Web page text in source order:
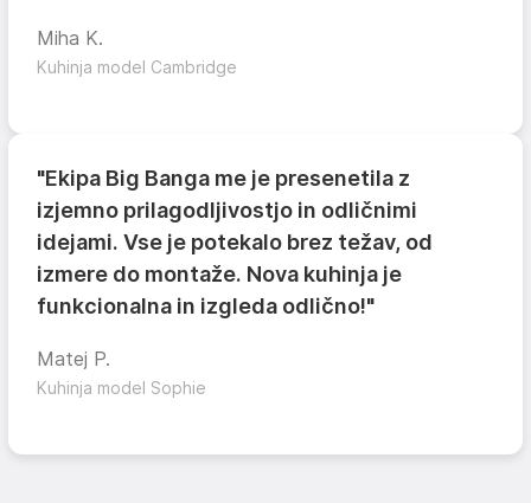
Miha K.
Kuhinja model Cambridge
"Ekipa Big Banga me je presenetila z
izjemno prilagodljivostjo in odličnimi
idejami. Vse je potekalo brez težav, od
izmere do montaže. Nova kuhinja je
funkcionalna in izgleda odlično!"
Matej P.
Kuhinja model Sophie